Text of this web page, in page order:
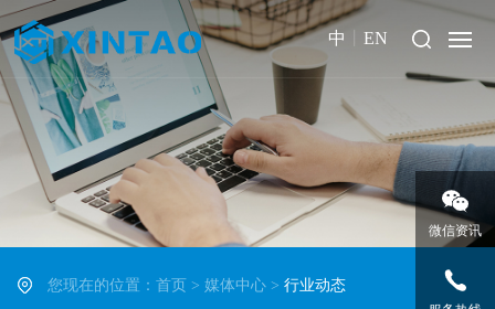
中 EN
您现在的位置：首页 >媒体中心 >行业动态
微信资讯